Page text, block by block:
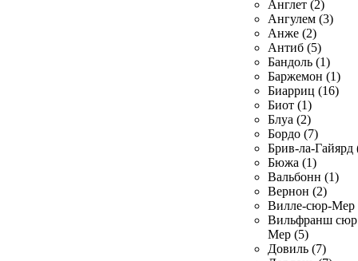
Англет (2)
Ангулем (3)
Анже (2)
Антиб (5)
Бандоль (1)
Баржемон (1)
Биарриц (16)
Биот (1)
Блуа (2)
Бордо (7)
Брив-ла-Гайярд
Бюжа (1)
Вальбонн (1)
Вернон (2)
Вилле-сюр-Мер
Вильфранш сюр
Мер (5)
Довиль (7)